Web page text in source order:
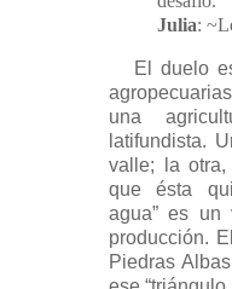
Julia:
El duelo es
una
latifundista.
valle; la
que ésta
agua” es
producción.
Piedras